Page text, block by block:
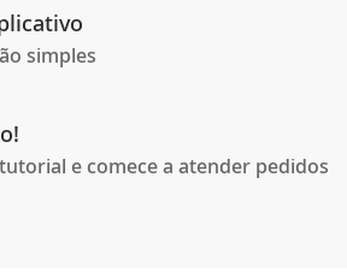
simples
e comece a atender pedidos